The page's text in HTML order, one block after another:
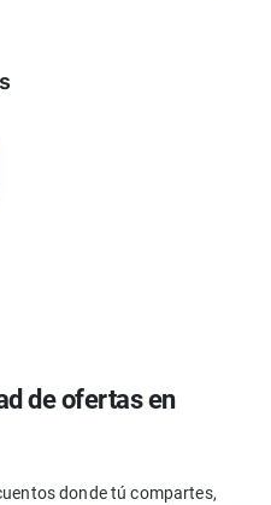
de ofertas en
donde tú compartes,